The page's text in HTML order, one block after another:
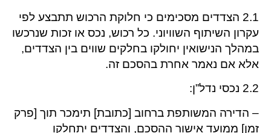
2.1 הצדדים מסכימים כי חלוקת הרכוש תתבצע לפי
עקרון השיתוף השוויוני. כל רכוש, נכס או זכות שנרכשו
במהלך הנישואין יחולקו בחלקים שווים בין הצדדים,
אלא אם נאמר אחרת בהסכם זה.
2.2 נכסי נדל”ן:
– הדירה המשותפת ברחוב [כתובת] תימכר תוך [פרק
זמן] ממועד אישור ההסכם, והצדדים יתחלקו